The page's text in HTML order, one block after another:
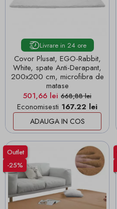
Livrare in 24 ore
Covor Plusat, EGO-Rabbit,
White, spate Anti-Derapant,
200x200 cm, microfibra de
matase
Pret
501,66 lei Pret de baza
668,88 lei
Economisesti 167.22 lei
ADAUGA IN COS
Outlet
-25%